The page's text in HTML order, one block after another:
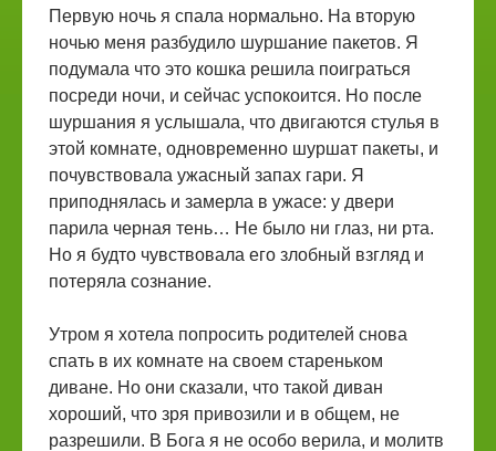
Первую ночь я спала нормально. На вторую
ночью меня разбудило шуршание пакетов. Я
подумала что это кошка решила поиграться
посреди ночи, и сейчас успокоится. Но после
шуршания я услышала, что двигаются стулья в
этой комнате, одновременно шуршат пакеты, и
почувствовала ужасный запах гари. Я
приподнялась и замерла в ужасе: у двери
парила черная тень… Не было ни глаз, ни рта.
Но я будто чувствовала его злобный взгляд и
потеряла сознание.
Утром я хотела попросить родителей снова
спать в их комнате на своем стареньком
диване. Но они сказали, что такой диван
хороший, что зря привозили и в общем, не
разрешили. В Бога я не особо верила, и молитв